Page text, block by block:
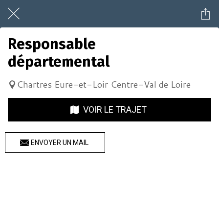
Responsable
départemental
Chartres Eure-et-Loir Centre-Val de Loire
VOIR LE TRAJET
ENVOYER UN MAIL